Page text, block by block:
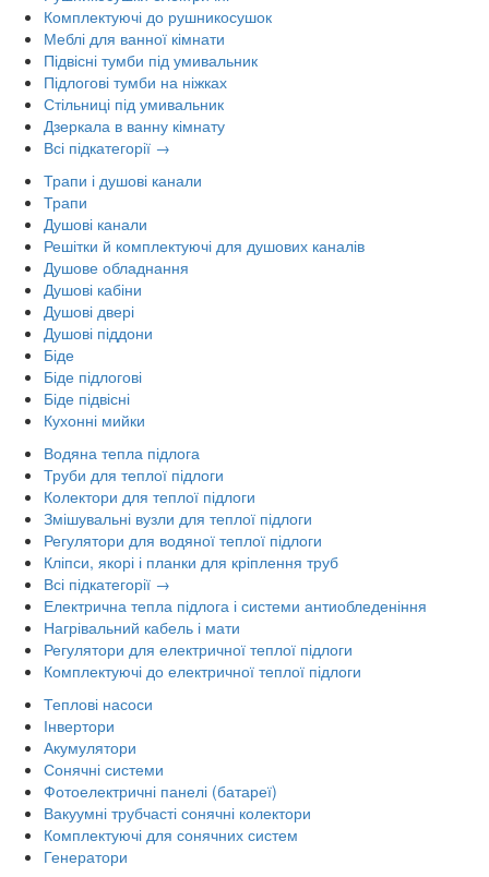
Комплектуючі до рушникосушок
Меблі для ванної кімнати
Підвісні тумби під умивальник
Підлогові тумби на ніжках
Стільниці під умивальник
Дзеркала в ванну кімнату
Всі підкатегорії →
Трапи і душові канали
Трапи
Душові канали
Решітки й комплектуючі для душових каналів
Душове обладнання
Душові кабіни
Душові двері
Душові піддони
Біде
Біде підлогові
Біде підвісні
Кухонні мийки
Водяна тепла підлога
Труби для теплої підлоги
Колектори для теплої підлоги
Змішувальні вузли для теплої підлоги
Регулятори для водяної теплої підлоги
Кліпси, якорі і планки для кріплення труб
Всі підкатегорії →
Електрична тепла підлога і системи антиобледеніння
Нагрівальний кабель і мати
Регулятори для електричної теплої підлоги
Комплектуючі до електричної теплої підлоги
Теплові насоси
Інвертори
Акумулятори
Сонячні системи
Фотоелектричні панелі (батареї)
Вакуумні трубчасті сонячні колектори
Комплектуючі для сонячних систем
Генератори